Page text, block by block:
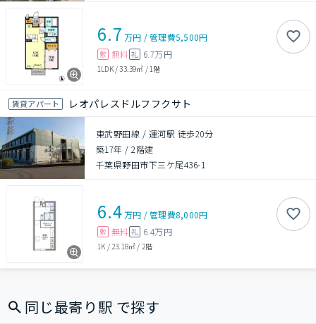
6.7 万円 /管理費5,500円
敷 無料 礼 6.7万円
1LDK/33.39㎡ / 1階
賃貸アパート レオパレスドルフフクサト
東武野田線 / 運河駅 徒歩20分
築17年 /2階建
千葉県野田市下三ケ尾436-1
6.4万円 /管理費8,000円
敷 無料 礼 6.4万円
1K / 23.18㎡ / 2階
同じ最寄り駅 で探す